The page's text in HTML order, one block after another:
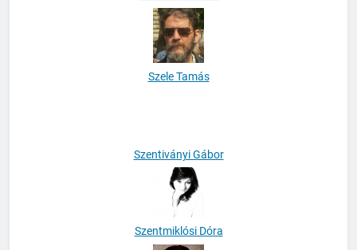
Szele Tamás
Szentmiklósi Dóra